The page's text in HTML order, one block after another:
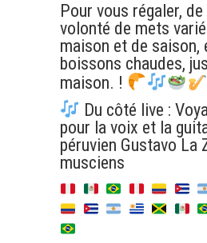
Pour vous régaler,
volonté de mets
maison et de saison,
boissons chaudes,
maison. !
Du côté live :
pour la voix et la
péruvien Gustavo La
musciens